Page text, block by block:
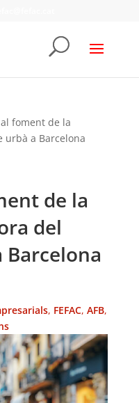
foment de la
urbà a Barcelona
de la
del
Barcelona
, FEFAC, AFB,